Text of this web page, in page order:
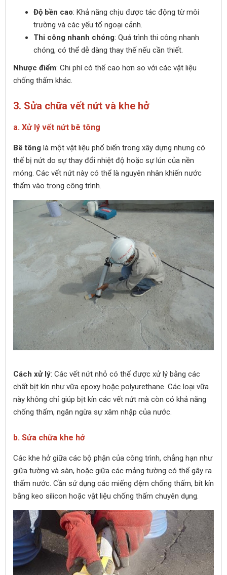
Độ bền cao: Khả năng chịu được tác động từ môi
trường và các yếu tố ngoại cảnh.
Thi công nhanh chóng: Quá trình thi công nhanh
chóng, có thể dễ dàng thay thế nếu cần thiết.
Nhược điểm: Chi phí có thể cao hơn so với các vật liệu
chống thấm khác.
3. Sửa chữa vết nứt và khe hở
a. Xử lý vết nứt bê tông
Bê tông là một vật liệu phổ biến trong xây dựng nhưng có
thể bị nứt do sự thay đổi nhiệt độ hoặc sự lún của nền
móng. Các vết nứt này có thể là nguyên nhân khiến nước
thấm vào trong công trình.
Cách xử lý: Các vết nứt nhỏ có thể được xử lý bằng các
chất bịt kín như vữa epoxy hoặc polyurethane. Các loại vữa
này không chỉ giúp bịt kín các vết nứt mà còn có khả năng
chống thấm, ngăn ngừa sự xâm nhập của nước.
b. Sửa chữa khe hở
Các khe hở giữa các bộ phận của công trình, chẳng hạn như
giữa tường và sàn, hoặc giữa các mảng tường có thể gây ra
thấm nước. Cần sử dụng các miếng đệm chống thấm, bít kín
bằng keo silicon hoặc vật liệu chống thấm chuyên dụng.